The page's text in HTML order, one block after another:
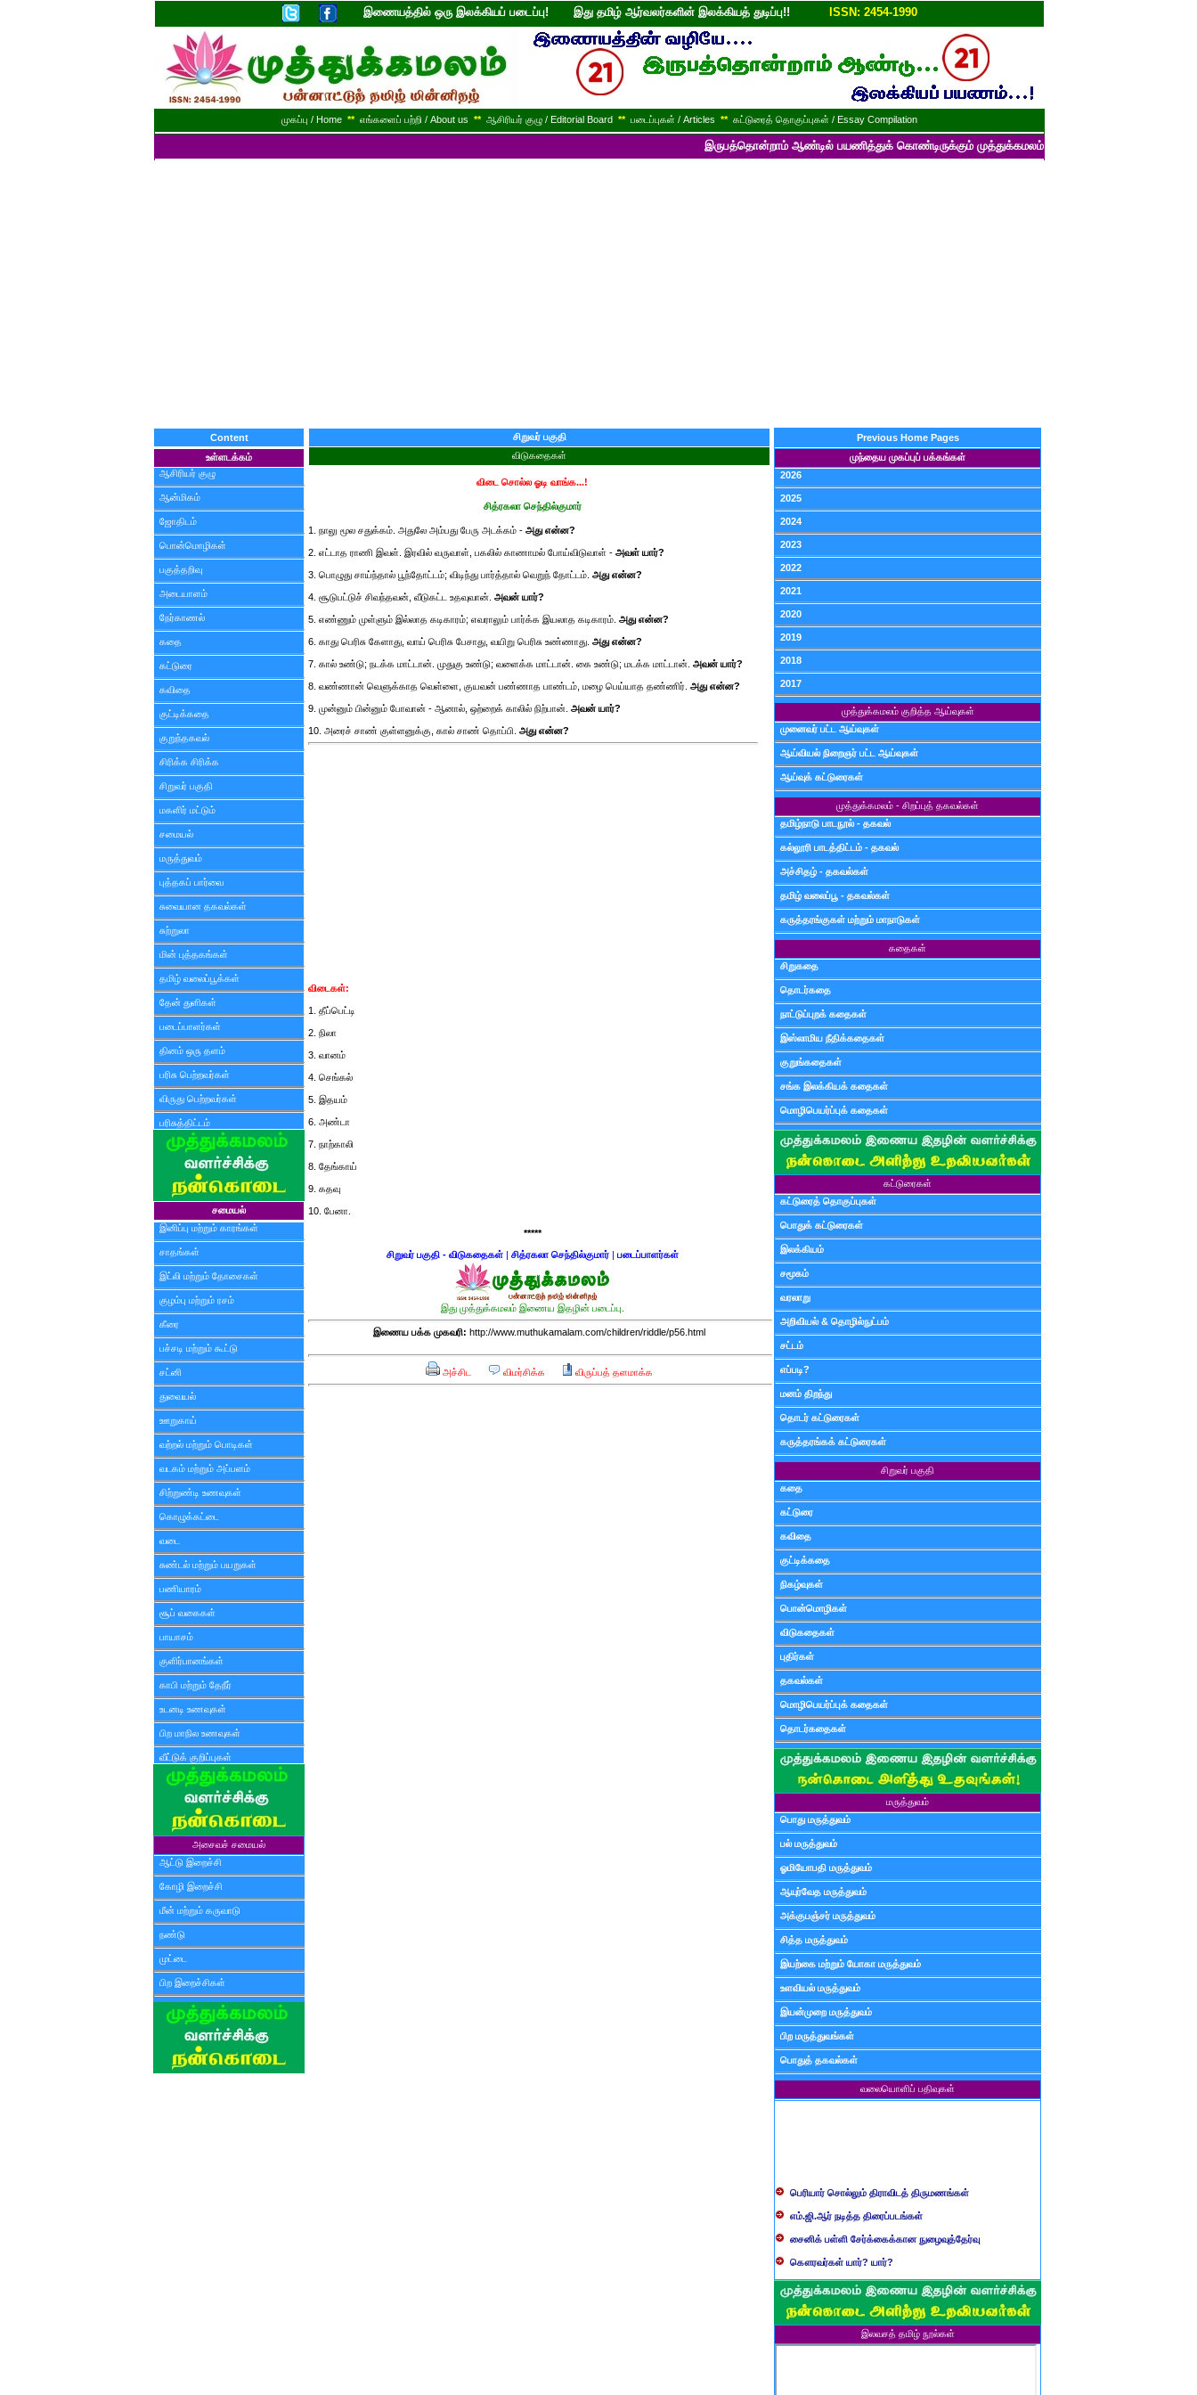
இணையத்தில் ஒரு இலக்கியப் படைப்பு! இது தமிழ் ஆர்வலர்களின் இலக்கியத் துடிப்பு!! ISSN: 2454-1990
முகப்பு / Home ** எங்களைப் பற்றி / About us ** ஆசிரியர் குழு / Editorial Board ** படைப்புகள் / Articles ** கட்டுரைத் தொகுப்புகள் / Essay Compilation
இருபத்தொன்றாம் ஆண்டில் பயணித்துக் கொண்டிருக்கும் முத்துக்கமலம் பன்னாட்டுத் தமிழ் மின்னிதழின்
Content
உள்ளடக்கம்
ஆசிரியர் குழு
ஆன்மிகம்
ஜோதிடம்
பொன்மொழிகள்
பகுத்தறிவு
அடையாளம்
நேர்காணல்
கதை
கட்டுரை
கவிதை
குட்டிக்கதை
குறுந்தகவல்
சிரிக்க சிரிக்க
சிறுவர் பகுதி
மகளிர் மட்டும்
சமையல்
மருத்துவம்
புத்தகப் பார்வை
சுவையான தகவல்கள்
சுற்றுலா
மின் புத்தகங்கள்
தமிழ் வலைப்பூக்கள்
தேன் துளிகள்
படைப்பாளர்கள்
தினம் ஒரு தளம்
பரிசு பெற்றவர்கள்
விருது பெற்றவர்கள்
பரிசுத்திட்டம்
சமையல்
இனிப்பு மற்றும் காரங்கள்
சாதங்கள்
இட்லி மற்றும் தோசைகள்
குழம்பு மற்றும் ரசம்
கீரை
பச்சடி மற்றும் கூட்டு
சட்னி
துவையல்
ஊறுகாய்
வற்றல் மற்றும் பொடிகள்
வடகம் மற்றும் அப்பளம்
சிற்றுண்டி உணவுகள்
கொழுக்கட்டை
வடை
சுண்டல் மற்றும் பயறுகள்
பணியாரம்
சூப் வகைகள்
பாயாசம்
குளிர்பானங்கள்
காபி மற்றும் தேநீர்
உடனடி உணவுகள்
பிற மாநில உணவுகள்
வீட்டுக் குறிப்புகள்
அசைவச் சமையல்
ஆட்டு இறைச்சி
கோழி இறைச்சி
மீன் மற்றும் கருவாடு
நண்டு
முட்டை
பிற இறைச்சிகள்
சிறுவர் பகுதி
விடுகதைகள்
விடை சொல்ல ஓடி வாங்க...!
சித்ரகலா செந்தில்குமார்
1. நாலு மூல சதுக்கம். அதுலே அம்பது பேரு அடக்கம் - அது என்ன?
2. எட்டாத ராணி இவள். இரவில் வருவாள், பகலில் காணாமல் போய்விடுவாள் - அவள் யார்?
3. பொழுது சாய்ந்தால் பூந்தோட்டம்; விடிந்து பார்த்தால் வெறுந் தோட்டம். அது என்ன?
4. சூடுபட்டுச் சிவந்தவன், வீடுகட்ட உதவுவான். அவன் யார்?
5. எண்ணும் முள்ளும் இல்லாத கடிகாரம்; எவராலும் பார்க்க இயலாத கடிகாரம். அது என்ன?
6. காது பெரிசு கேளாது, வாய் பெரிசு பேசாது, வயிறு பெரிசு உண்ணாது. அது என்ன?
7. கால் உண்டு; நடக்க மாட்டான். முதுகு உண்டு; வளைக்க மாட்டான். கை உண்டு; மடக்க மாட்டான். அவன் யார்?
8. வண்ணான் வெளுக்காத வெள்ளை, குயவன் பண்ணாத பாண்டம், மழை பெய்யாத தண்ணிர். அது என்ன?
9. முன்னும் பின்னும் போவான் - ஆனால், ஒற்றைக் காலில் நிற்பான். அவன் யார்?
10. அரைச் சாண் குள்ளனுக்கு, கால் சாண் தொப்பி. அது என்ன?
விடைகள்:
1. தீப்பெட்டி
2. நிலா
3. வானம்
4. செங்கல்
5. இதயம்
6. அண்டா
7. நாற்காலி
8. தேங்காய்
9. கதவு
10. பேனா.
*****
சிறுவர் பகுதி - விடுகதைகள்| சித்ரகலா செந்தில்குமார்| படைப்பாளர்கள்
இது முத்துக்கமலம் இணைய இதழின் படைப்பு.
இணைய பக்க முகவரி: http://www.muthukamalam.com/children/riddle/p56.html
அச்சிட விமர்சிக்க விருப்பத் தளமாக்க
Previous Home Pages
முந்தைய முகப்புப் பக்கங்கள்
2026
2025
2024
2023
2022
2021
2020
2019
2018
2017
முத்துக்கமலம் குறித்த ஆய்வுகள்
முனைவர் பட்ட ஆய்வுகள்
ஆய்வியல் நிறைஞர் பட்ட ஆய்வுகள்
ஆய்வுக் கட்டுரைகள்
முத்துக்கமலம் - சிறப்புத் தகவல்கள்
தமிழ்நாடு பாடநூல் - தகவல்
கல்லூரி பாடத்திட்டம் - தகவல்
அச்சிதழ் - தகவல்கள்
தமிழ் வலைப்பூ - தகவல்கள்
கருத்தரங்குகள் மற்றும் மாநாடுகள்
கதைகள்
சிறுகதை
தொடர்கதை
நாட்டுப்புறக் கதைகள்
இஸ்லாமிய நீதிக்கதைகள்
குறுங்கதைகள்
சங்க இலக்கியக் கதைகள்
மொழிபெயர்ப்புக் கதைகள்
கட்டுரைகள்
கட்டுரைத் தொகுப்புகள்
பொதுக் கட்டுரைகள்
இலக்கியம்
சமூகம்
வரலாறு
அறிவியல் & தொழில்நுட்பம்
சட்டம்
எப்படி?
மனம் திறந்து
தொடர் கட்டுரைகள்
கருத்தரங்கக் கட்டுரைகள்
சிறுவர் பகுதி
கதை
கட்டுரை
கவிதை
குட்டிக்கதை
நிகழ்வுகள்
பொன்மொழிகள்
விடுகதைகள்
புதிர்கள்
தகவல்கள்
மொழிபெயர்ப்புக் கதைகள்
தொடர்கதைகள்
மருத்துவம்
பொது மருத்துவம்
பல் மருத்துவம்
ஓமியோபதி மருத்துவம்
ஆயுர்வேத மருத்துவம்
அக்குபஞ்சர் மருத்துவம்
சித்த மருத்துவம்
இயற்கை மற்றும் யோகா மருத்துவம்
உளவியல் மருத்துவம்
இயன்முறை மருத்துவம்
பிற மருத்துவங்கள்
பொதுத் தகவல்கள்
வலையொளிப் பதிவுகள்
எம்.ஜி.ஆர் நடித்த திரைப்படங்கள்
சைனிக் பள்ளி சேர்க்கைக்கான நுழைவுத்தேர்வு
கௌரவர்கள் யார்? யார்?
தமிழ் ஆண்டுப் பெயர்கள்
பிள்ளையார் சுழி வந்தது எப்படி?
வருவது போவது, வந்தால் போகாது, போனால் வராது...?
பண்டைய படைப் பெயர்கள்இலவசத் தமிழ் நூல்கள்